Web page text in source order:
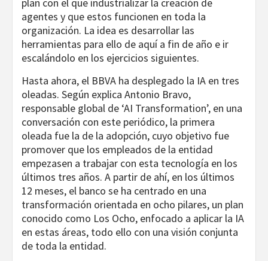
plan con el que industrializar la creación de
agentes y que estos funcionen en toda la
organización. La idea es desarrollar las
herramientas para ello de aquí a fin de año e ir
escalándolo en los ejercicios siguientes.
Hasta ahora, el BBVA ha desplegado la IA en tres
oleadas. Según explica Antonio Bravo,
responsable global de ‘AI Transformation’, en una
conversación con este periódico, la primera
oleada fue la de la adopción, cuyo objetivo fue
promover que los empleados de la entidad
empezasen a trabajar con esta tecnología en los
últimos tres años. A partir de ahí, en los últimos
12 meses, el banco se ha centrado en una
transformación orientada en ocho pilares, un plan
conocido como Los Ocho, enfocado a aplicar la IA
en estas áreas, todo ello con una visión conjunta
de toda la entidad.